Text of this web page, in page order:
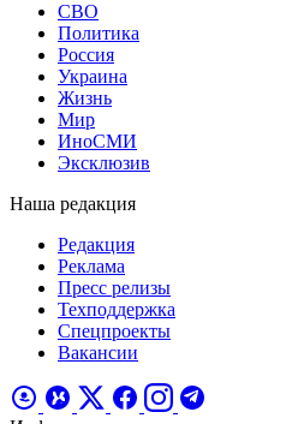
СВО
Политика
Россия
Украина
Жизнь
Мир
ИноСМИ
Эксклюзив
Наша редакция
Редакция
Реклама
Пресс релизы
Техподдержка
Спецпроекты
Вакансии